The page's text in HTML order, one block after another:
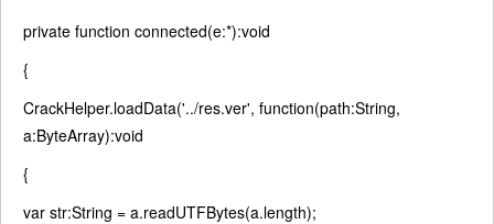
private function connected(e:*):void
{
CrackHelper.loadData('../res.ver', function(path:String,
a:ByteArray):void
{
var str:String = a.readUTFBytes(a.length);